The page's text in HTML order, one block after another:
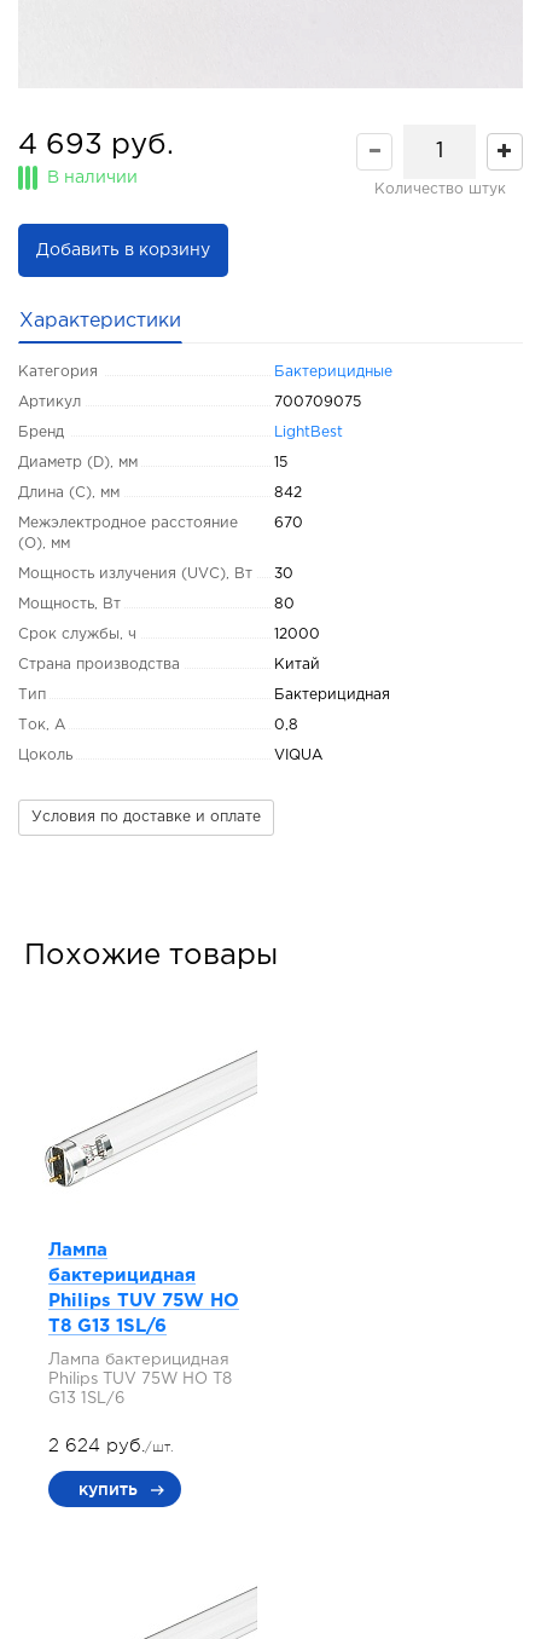
4 693 руб.
В наличии
Количество штук
Добавить в корзину
Характеристики
Категория Бактерицидные
Артикул 700709075
Бренд LightBest
Диаметр (D), мм 15
Длина (C), мм 842
Межэлектродное расстояние
(O), мм
670
Мощность излучения (UVC), Вт 30
Мощность, Вт 80
Срок службы, ч 12000
Страна производства Китай
Тип Бактерицидная
Ток, А 0,8
Цоколь VIQUA
Условия по доставке и оплате
Похожие товары
Лампа
бактерицидная
Philips TUV 75W HO
T8 G13 1SL/6
Лампа бактерицидная
Philips TUV 75W HO T8
G13 1SL/6
2 624 руб./шт.
купить